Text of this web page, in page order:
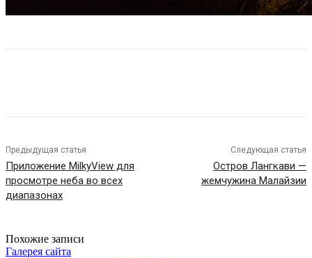
Предыдущая статья
Приложение MilkyView для
просмотре неба во всех
диапазонах
Следующая статья
Остров Лангкави —
жемчужина Малайзии
Похожие записи
Галерея сайта